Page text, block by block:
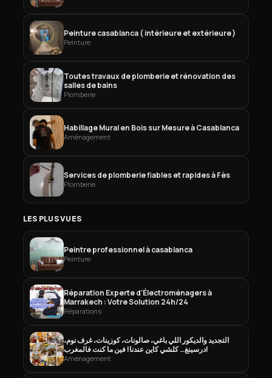
Peinture casablanca ( intérieure et extérieure )
Peinture
Toutes travaux de plomberie et rénovation des
salles de bains
Plomberie
Habillage Mural en Bois sur Mesure à Casablanca
Aménagement
Services de plomberie fiables et rapides à Fès
Plomberie
LES PLUS VUES
Peintre professionnel à casablanca
Peinture
Réparation Experte d’Électroménagers à
Marrakech : Votre Solution 24h/24
Réparations
التجديد والديكور اللي باغي، صالونات، كوزينات، غرف نوم،
درسينغ… كلشي كاين عندنا! فين ما كنت فالمغرب!
Aménagement